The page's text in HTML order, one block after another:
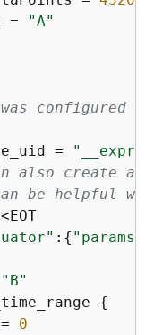
=
"A"
configured
=
also create a
be helpful
: { "params"
"B"
{
= 0